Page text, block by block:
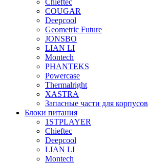
Chieftec
COUGAR
Deepcool
Geometric Future
JONSBO
LIAN LI
Montech
PHANTEKS
Powercase
Thermalright
XASTRA
Запасные части для корпусов
Блоки питания
1STPLAYER
Chieftec
Deepcool
LIAN LI
Montech